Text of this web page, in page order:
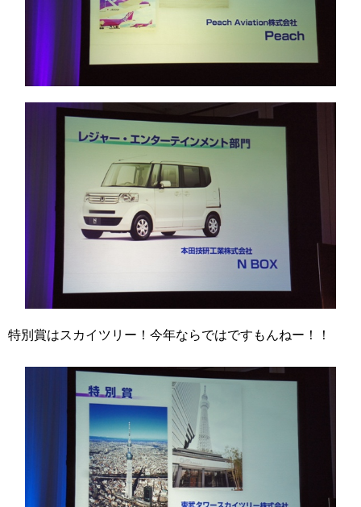
特別賞はスカイツリー！今年ならではですもんねー！！